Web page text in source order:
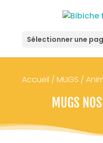
Sélectionner une
Accueil /MUGS /
MUGS